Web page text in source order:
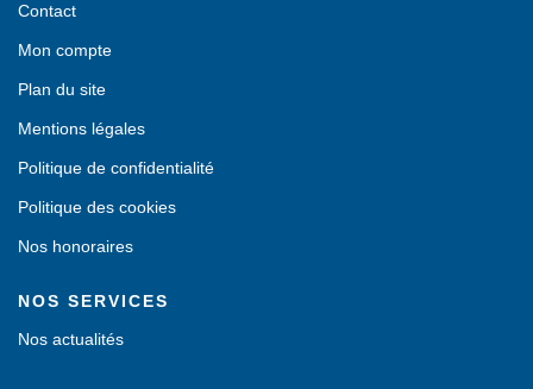
Contact
Mon compte
Plan du site
Mentions légales
Politique de confidentialité
Politique des cookies
Nos honoraires
NOS SERVICES
Nos actualités